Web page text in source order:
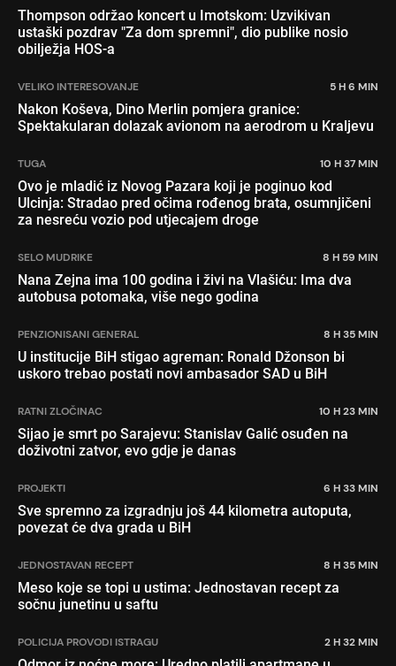
Thompson održao koncert u Imotskom: Uzvikivan
ustaški pozdrav "Za dom spremni", dio publike nosio
obilježja HOS-a
VELIKO INTERESOVANJE 5 H 6 MIN
Nakon Koševa, Dino Merlin pomjera granice:
Spektakularan dolazak avionom na aerodrom u Kraljevu
TUGA 10 H 37 MIN
Ovo je mladić iz Novog Pazara koji je poginuo kod
Ulcinja: Stradao pred očima rođenog brata, osumnjičeni
za nesreću vozio pod utjecajem droge
SELO MUDRIKE 8 H 59 MIN
Nana Zejna ima 100 godina i živi na Vlašiću: Ima dva
autobusa potomaka, više nego godina
PENZIONISANI GENERAL 8 H 35 MIN
U institucije BiH stigao agreman: Ronald Džonson bi
uskoro trebao postati novi ambasador SAD u BiH
RATNI ZLOČINAC 10 H 23 MIN
Sijao je smrt po Sarajevu: Stanislav Galić osuđen na
doživotni zatvor, evo gdje je danas
PROJEKTI 6 H 33 MIN
Sve spremno za izgradnju još 44 kilometra autoputa,
povezat će dva grada u BiH
JEDNOSTAVAN RECEPT 8 H 35 MIN
Meso koje se topi u ustima: Jednostavan recept za
sočnu junetinu u saftu
POLICIJA PROVODI ISTRAGU 2 H 32 MIN